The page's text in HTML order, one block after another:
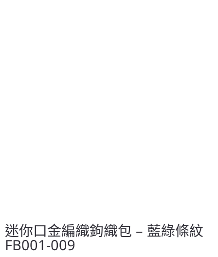
迷你口金編織鉤織包 – 藍綠條紋
FB001-009